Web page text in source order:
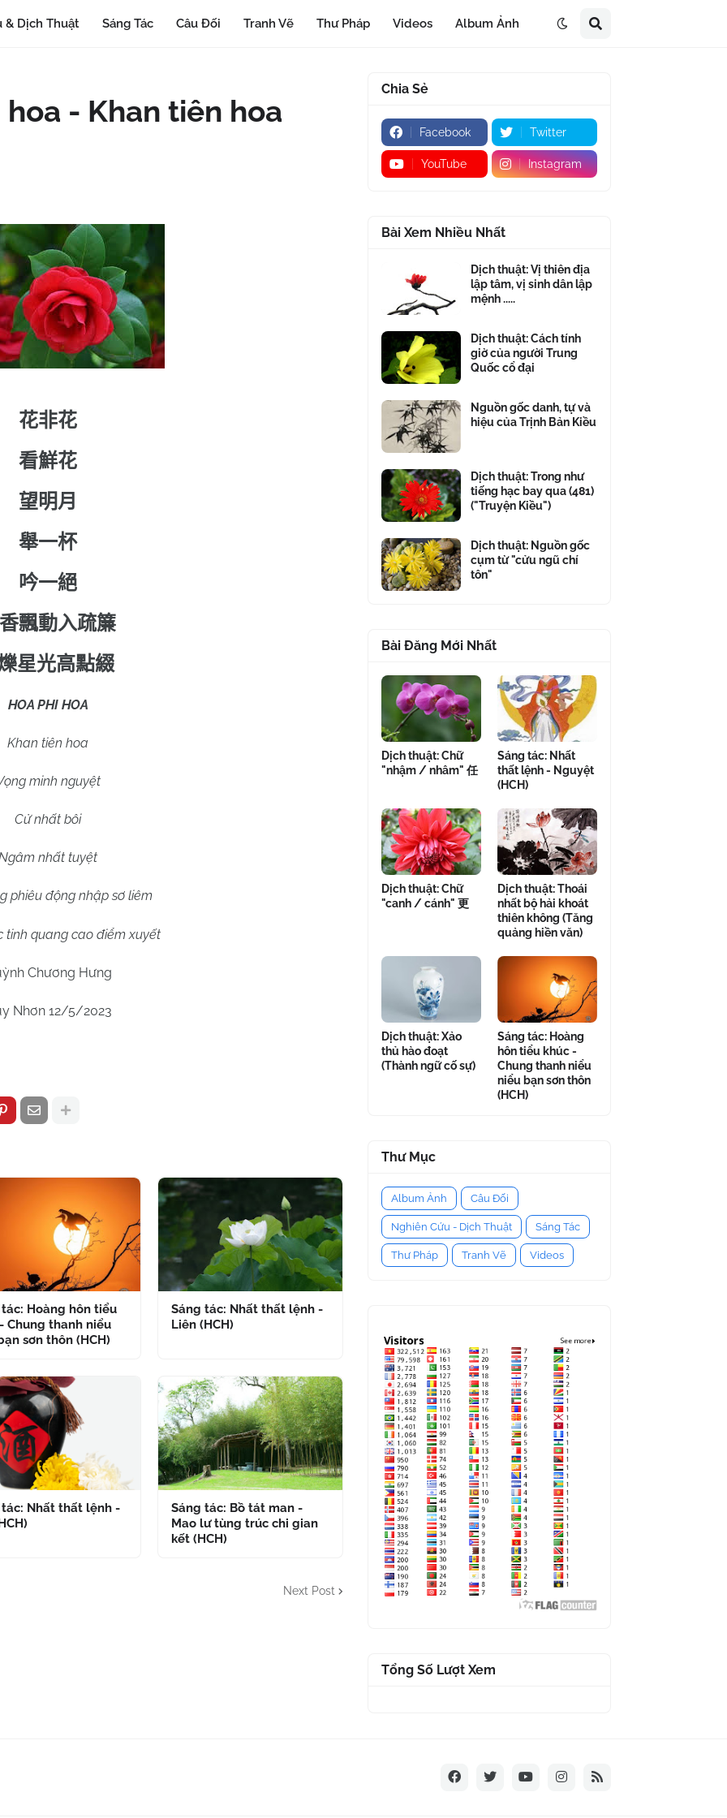
& Dịch Thuật Sáng Tác Câu Đối Tranh Vẽ Thư Pháp Videos Album Ảnh
- Khan tiên hoa
花非花
看鮮花
望明月
舉一杯
吟一絕
飄動入疏簾
星光高點綴
HOA PHI HOA
Khan tiên hoa
minh nguyệt
Cử nhất bôi
nhất tuyệt
phiêu động nhập sơ liêm
tinh quang cao điểm xuyết
Chương Hưng
Nhơn 12/5/2023
Hoàng hôn tiểu
Chung thanh niểu
sơn thôn (HCH)
Sáng tác: Nhất thất lệnh -
Liên (HCH)
tác: Nhất thất lệnh -
Sáng tác: Bồ tát man -
Mao lư tùng trúc chi gian
kết (HCH)
Next Post
Chia Sẻ
Facebook Twitter
YouTube Instagram
Bài Xem Nhiều Nhất
Dịch thuật: Vị thiên địa
lập tâm, vị sinh dân lập
mệnh .....
Dịch thuật: Cách tính
giờ của người Trung
Quốc cổ đại
Nguồn gốc danh, tự và
hiệu của Trịnh Bản Kiều
Dịch thuật: Trong như
tiếng hạc bay qua (481)
("Truyện Kiều")
Dịch thuật: Nguồn gốc
cụm từ "cửu ngũ chí
tôn"
Bài Đăng Mới Nhất
Dịch thuật: Chữ
"nhậm / nhâm" 任
Sáng tác: Nhất
thất lệnh - Nguyệt
(HCH)
Dịch thuật: Chữ
"canh / cánh" 更
Dịch thuật: Thoái
nhất bộ hải khoát
thiên không (Tăng
quảng hiền văn)
Dịch thuật: Xảo
thủ hào đoạt
(Thành ngữ cố sự)
Sáng tác: Hoàng
hôn tiểu khúc -
Chung thanh niểu
niểu bạn sơn thôn
(HCH)
Thư Mục
Album Ảnh Câu Đối
Nghiên Cứu - Dịch Thuật Sáng Tác
Thư Pháp Tranh Vẽ Videos
Tổng Số Lượt Xem